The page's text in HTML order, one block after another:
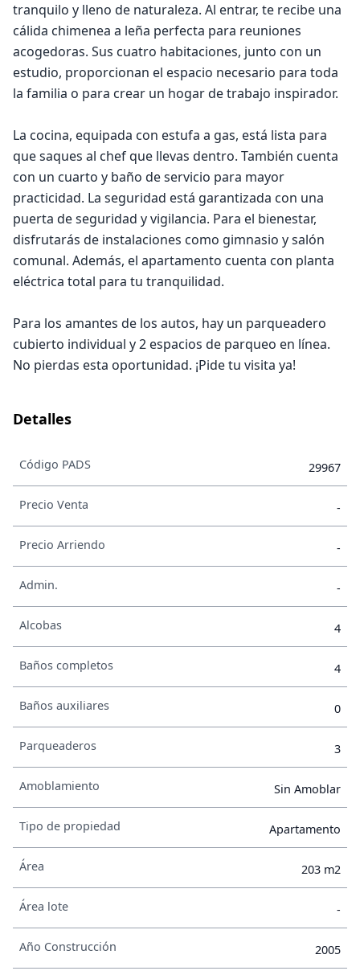
tranquilo y lleno de naturaleza. Al entrar, te recibe una
cálida chimenea a leña perfecta para reuniones
acogedoras. Sus cuatro habitaciones, junto con un
estudio, proporcionan el espacio necesario para toda
la familia o para crear un hogar de trabajo inspirador.
La cocina, equipada con estufa a gas, está lista para
que saques al chef que llevas dentro. También cuenta
con un cuarto y baño de servicio para mayor
practicidad. La seguridad está garantizada con una
puerta de seguridad y vigilancia. Para el bienestar,
disfrutarás de instalaciones como gimnasio y salón
comunal. Además, el apartamento cuenta con planta
eléctrica total para tu tranquilidad.
Para los amantes de los autos, hay un parqueadero
cubierto individual y 2 espacios de parqueo en línea.
No pierdas esta oportunidad. ¡Pide tu visita ya!
Detalles
Código PADS 29967
Precio Venta -
Precio Arriendo -
Admin. -
Alcobas 4
Baños completos 4
Baños auxiliares 0
Parqueaderos 3
Amoblamiento Sin Amoblar
Tipo de propiedad Apartamento
Área 203 m2
Área lote -
Año Construcción 2005